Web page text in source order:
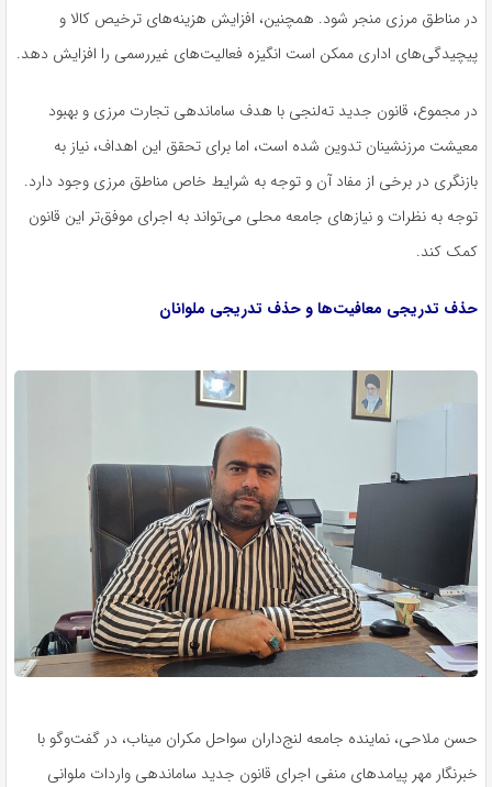
در مناطق مرزی منجر شود. همچنین، افزایش هزینه‌های ترخیص کالا و
پیچیدگی‌های اداری ممکن است انگیزه فعالیت‌های غیررسمی را افزایش دهد.
در مجموع، قانون جدید ته‌لنجی با هدف ساماندهی تجارت مرزی و بهبود
معیشت مرزنشینان تدوین شده است، اما برای تحقق این اهداف، نیاز به
بازنگری در برخی از مفاد آن و توجه به شرایط خاص مناطق مرزی وجود دارد.
توجه به نظرات و نیازهای جامعه محلی می‌تواند به اجرای موفق‌تر این قانون
کمک کند.
حذف تدریجی معافیت‌ها و حذف تدریجی ملوانان
حسن ملاحی، نماینده جامعه لنج‌داران سواحل مکران میناب، در گفت‌وگو با
خبرنگار مهر پیامدهای منفی اجرای قانون جدید ساماندهی واردات ملوانی